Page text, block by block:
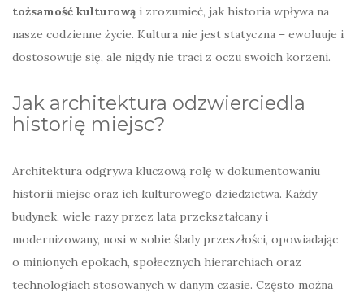
tożsamość kulturową i zrozumieć, jak historia wpływa na
nasze codzienne życie. Kultura nie jest statyczna – ewoluuje i
dostosowuje się, ale nigdy nie traci z oczu swoich korzeni.
Jak architektura odzwierciedla
historię miejsc?
Architektura odgrywa kluczową rolę w dokumentowaniu
historii miejsc oraz ich kulturowego dziedzictwa. Każdy
budynek, wiele razy przez lata przekształcany i
modernizowany, nosi w sobie ślady przeszłości, opowiadając
o minionych epokach, społecznych hierarchiach oraz
technologiach stosowanych w danym czasie. Często można